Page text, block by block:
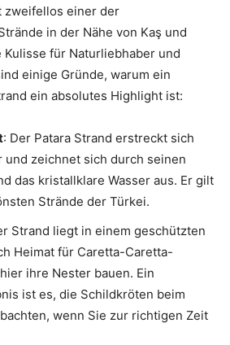
zweifellos einer der
in der Nähe von Kaş und
für Naturliebhaber und
einige Gründe, warum ein
ein absolutes Highlight ist:
: Der Patara Strand erstreckt sich
und zeichnet sich durch seinen
das kristallklare Wasser aus. Er gilt
Strände der Türkei.
Strand liegt in einem geschützten
Heimat für Caretta-Caretta-
ihre Nester bauen. Ein
ist es, die Schildkröten beim
wenn Sie zur richtigen Zeit